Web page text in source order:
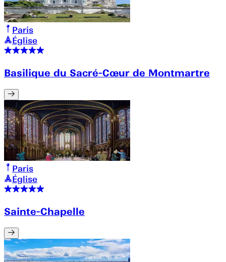
Paris
Église
Basilique du Sacré-Cœur de Montmartre
Paris
Église
Sainte-Chapelle